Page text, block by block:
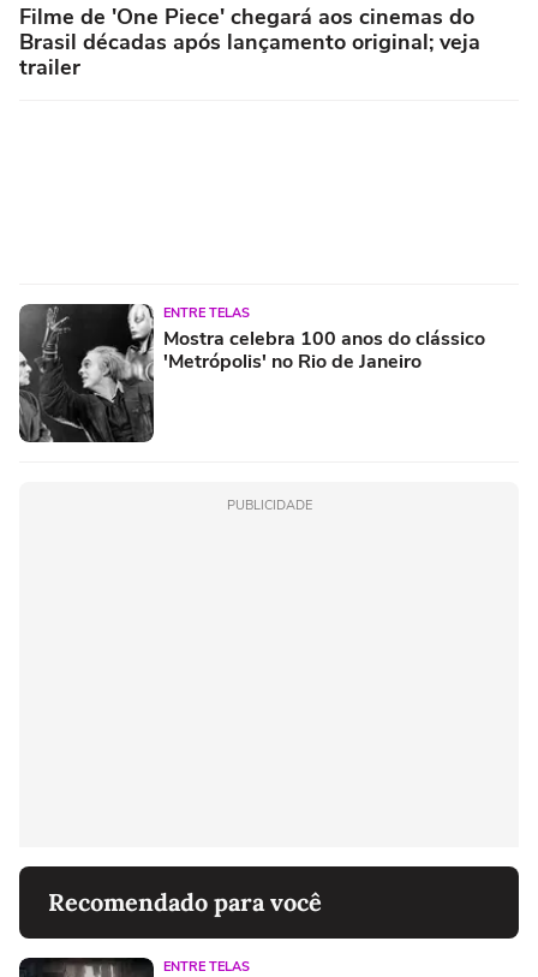
Filme de 'One Piece' chegará aos cinemas do
Brasil décadas após lançamento original; veja
trailer
ENTRE TELAS
Mostra celebra 100 anos do clássico
'Metrópolis' no Rio de Janeiro
PUBLICIDADE
Recomendado para você
ENTRE TELAS